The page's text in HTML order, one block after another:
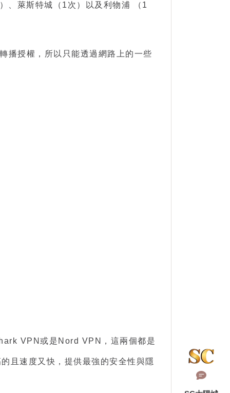
、萊斯特城（1次）以及利物浦 （1
播授權，所以只能透過網路上的一些
VPN或是Nord VPN，這兩個都是
且速度又快，提供最強的安全性與隱